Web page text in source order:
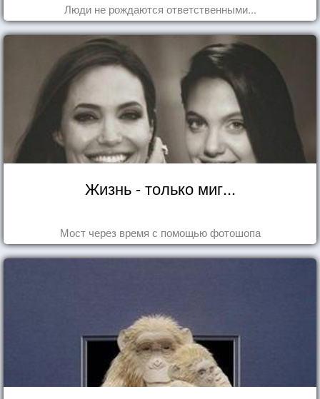
Люди не рождаются ответственными...
Жизнь - только миг...
Мост через время с помощью фотошопа